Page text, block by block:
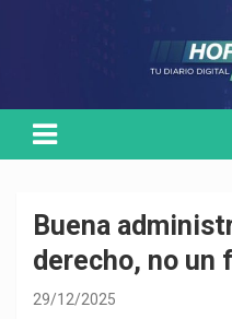
Buena
derecho, no un
29/12/2025